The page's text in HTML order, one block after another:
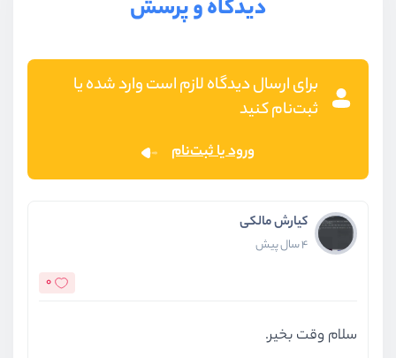
دیدگاه و پرسش
برای ارسال دیدگاه لازم است وارد شده یا
ثبت‌نام کنید
ورود یا ثبت‌نام
کیارش مالکی
4 سال پیش
0
سلام وقت بخیر.